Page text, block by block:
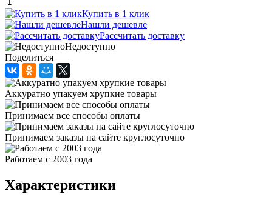
Купить в 1 клик
Нашли дешевле
Рассчитать доставку
Недоступно
Поделиться
Аккуратно упакуем хрупкие товары
Принимаем все способы оплаты
Принимаем заказы на сайте круглосуточно
Работаем с 2003 года
Характеристики